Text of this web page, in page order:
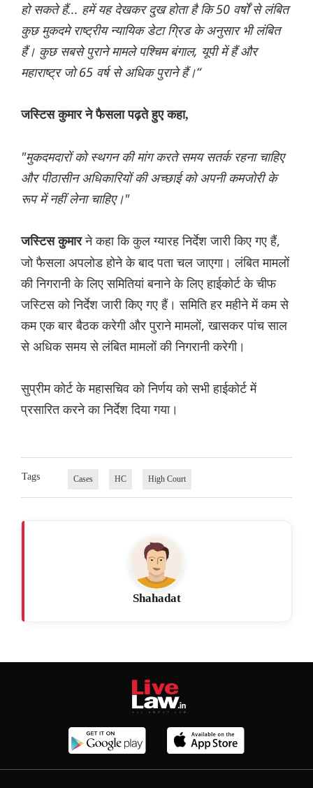
हो सकते हैं... हमें यह देखकर दुख होता है कि 50 वर्षों से लंबित
कुछ मुकदमे राष्ट्रीय न्यायिक डेटा ग्रिड के अनुसार भी लंबित
हैं। कुछ सबसे पुराने मामले पश्चिम बंगाल, यूपी में हैं और
महाराष्ट्र जो 65 वर्ष से अधिक पुराने हैं।“
जस्टिस कुमार ने फैसला पढ़ते हुए कहा,
"मुकदमदारों को स्थगन की मांग करते समय सतर्क रहना चाहिए
और पीठासीन अधिकारियों की अच्छाई को अपनी कमजोरी के
रूप में नहीं लेना चाहिए।"
जस्टिस कुमारने कहा कि कुल ग्यारह निर्देश जारी किए गए हैं,
जो फैसला अपलोड होने के बाद पता चल जाएगा। लंबित मामलों
की निगरानी के लिए समितियां बनाने के लिए हाईकोर्ट के चीफ
जस्टिस को निर्देश जारी किए गए हैं। समिति हर महीने में कम से
कम एक बार बैठक करेगी और पुराने मामलों, खासकर पांच साल
से अधिक समय से लंबित मामलों की निगरानी करेगी।
सुप्रीम कोर्ट के महासचिव को निर्णय को सभी हाईकोर्ट में
प्रसारित करने का निर्देश दिया गया।
Tags Cases HC High Court
Shahadat